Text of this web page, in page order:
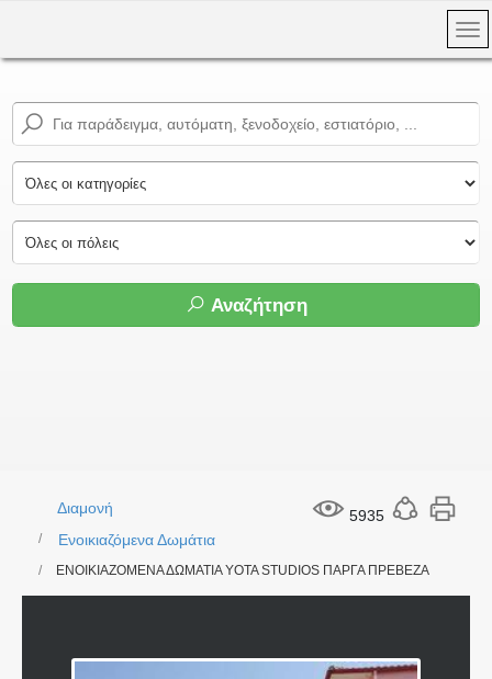
Αναζήτηση
5935
Διαμονή
Ενοικιαζόμενα Δωμάτια
ΕΝΟΙΚΙΑΖΟΜΕΝΑ ΔΩΜΑΤΙΑ YOTA STUDIOS ΠΑΡΓΑ ΠΡΕΒΕΖΑ